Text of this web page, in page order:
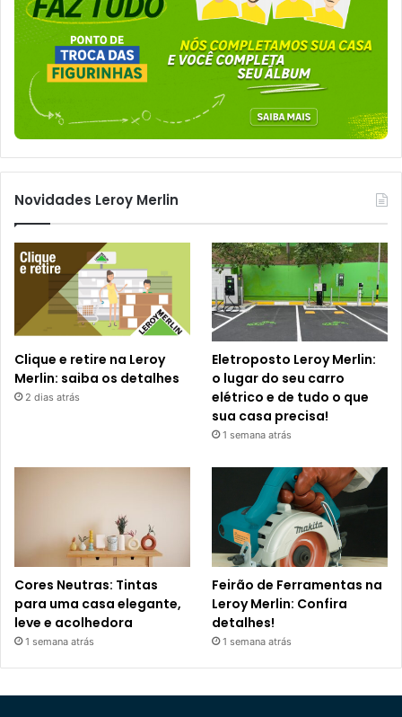
Novidades Leroy Merlin
Clique e retire na Leroy
Merlin: saiba os detalhes
2 dias atrás
Eletroposto Leroy Merlin:
o lugar do seu carro
elétrico e de tudo o que
sua casa precisa!
1 semana atrás
Cores Neutras: Tintas
para uma casa elegante,
leve e acolhedora
1 semana atrás
Feirão de Ferramentas na
Leroy Merlin: Confira
detalhes!
1 semana atrás